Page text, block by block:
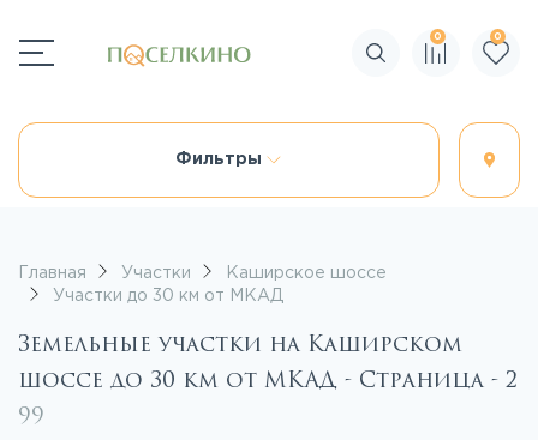
Поиск по сайту
0 0
Фильтры
Главная Участки
Каширское шоссе
Участки до 30 км от МКАД
Земельные участки на Каширском
шоссе до 30 км от МКАД - Страница - 2
99